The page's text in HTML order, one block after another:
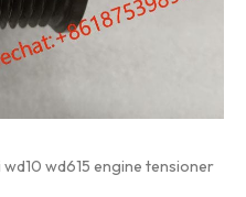
wd615 engine tensioner